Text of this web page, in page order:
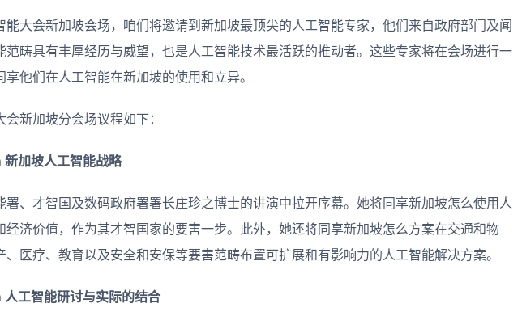
能大会新加坡会场，咱们将邀请到新加坡最顶尖的人工智能专家，他们来自政府部门及闻
范畴具有丰厚经历与威望，也是人工智能技术最活跃的推动者。这些专家将在会场进行一
他们在人工智能在新加坡的使用和立异。
新加坡分会场议程如下：
新加坡人工智能战略
署、才智国及数码政府署署长庄珍之博士的讲演中拉开序幕。她将同享新加坡怎么使用人
经济价值，作为其才智国家的要害一步。此外，她还将同享新加坡怎么方案在交通和物
医疗、教育以及安全和安保等要害范畴布置可扩展和有影响力的人工智能解决方案。
人工智能研讨与实际的结合